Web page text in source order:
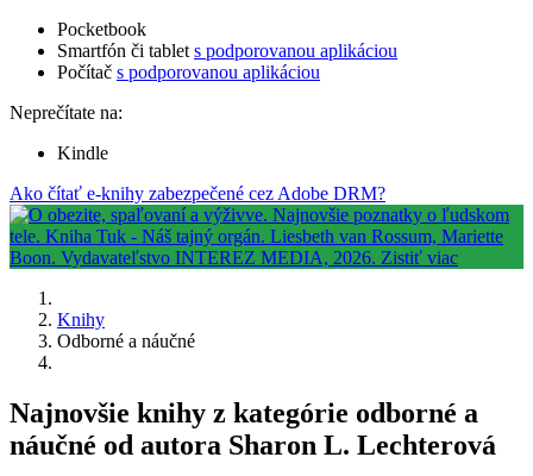
Pocketbook
Smartfón či tablet s podporovanou aplikáciou
Počítač s podporovanou aplikáciou
Neprečítate na:
Kindle
Ako čítať e-knihy zabezpečené cez Adobe DRM?
Knihy
Odborné a náučné
Najnovšie knihy z kategórie odborné a
náučné od autora Sharon L. Lechterová